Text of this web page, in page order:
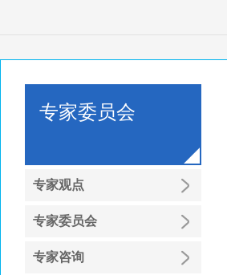
专家委员会
专家观点
专家委员会
专家咨询